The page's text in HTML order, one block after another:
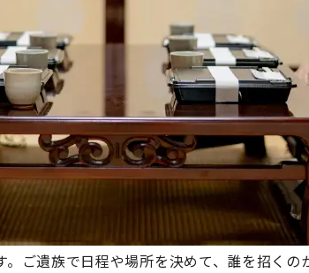
ご遺族で日程や場所を決めて、誰を招くの